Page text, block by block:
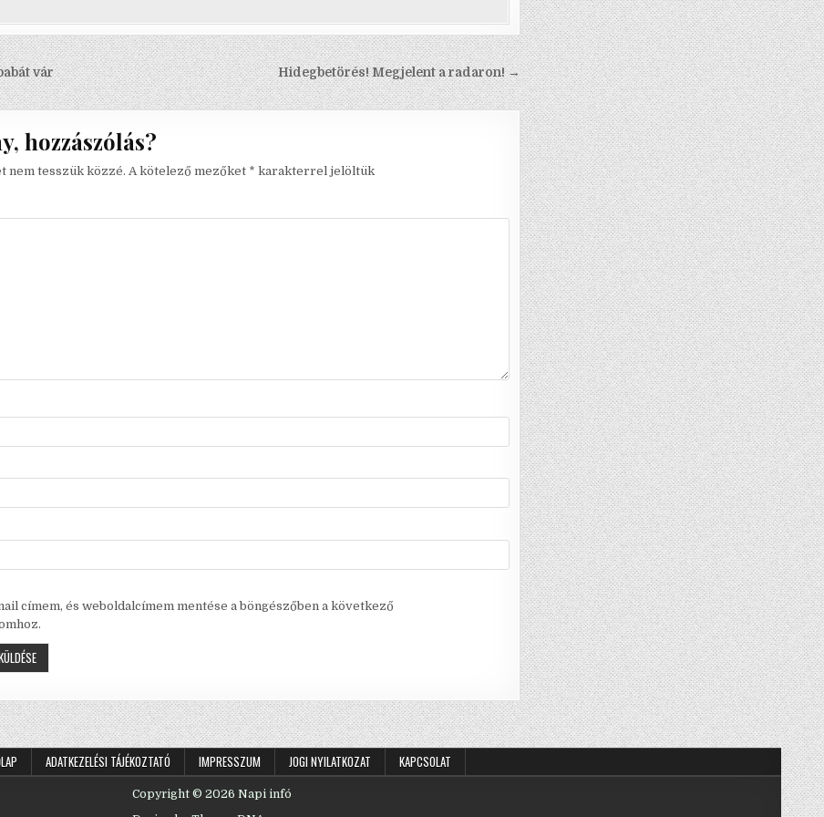
Hidegbetörés! Megjelent a radaron! →
vár
hozzászólás?
nem tesszük közzé. A kötelező mezőket * karakterrel jelöltük
címem, és weboldalcímem mentése a böngészőben a következő
ADATKEZELÉSI TÁJÉKOZTATÓ IMPRESSZUM JOGI NYILATKOZAT KAPCSOLAT
Copyright © 2026 Napi infó